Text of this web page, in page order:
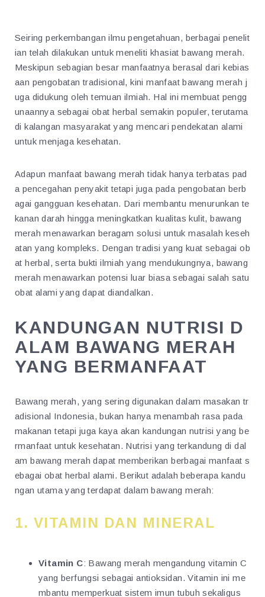
Seiring perkembangan ilmu pengetahuan, berbagai penelit
ian telah dilakukan untuk meneliti khasiat bawang merah.
Meskipun sebagian besar manfaatnya berasal dari kebias
aan pengobatan tradisional, kini manfaat bawang merah j
uga didukung oleh temuan ilmiah. Hal ini membuat pengg
unaannya sebagai obat herbal semakin populer, terutama
di kalangan masyarakat yang mencari pendekatan alami
untuk menjaga kesehatan.
Adapun manfaat bawang merah tidak hanya terbatas pad
a pencegahan penyakit tetapi juga pada pengobatan berb
agai gangguan kesehatan. Dari membantu menurunkan te
kanan darah hingga meningkatkan kualitas kulit, bawang
merah menawarkan beragam solusi untuk masalah keseh
atan yang kompleks. Dengan tradisi yang kuat sebagai ob
at herbal, serta bukti ilmiah yang mendukungnya, bawang
merah menawarkan potensi luar biasa sebagai salah satu
obat alami yang dapat diandalkan.
KANDUNGAN NUTRISI D
ALAM BAWANG MERAH
YANG BERMANFAAT
Bawang merah, yang sering digunakan dalam masakan tr
adisional Indonesia, bukan hanya menambah rasa pada
makanan tetapi juga kaya akan kandungan nutrisi yang be
rmanfaat untuk kesehatan. Nutrisi yang terkandung di dal
am bawang merah dapat memberikan berbagai manfaat s
ebagai obat herbal alami. Berikut adalah beberapa kandu
ngan utama yang terdapat dalam bawang merah:
1. VITAMIN DAN MINERAL
Vitamin C: Bawang merah mengandung vitamin C
yang berfungsi sebagai antioksidan. Vitamin ini me
mbantu memperkuat sistem imun tubuh sekaligus